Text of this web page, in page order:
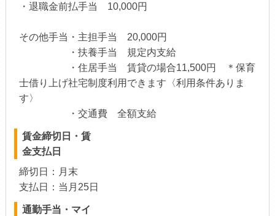
・退職金前払手当 10,000円
その他手当・主担手当 20,000円
・扶養手当 規定内支給
・住居手当 賃貸の場合11,500円 ＊保育
士借り上げ社宅制度利用できます〈利用条件ありま
す〉
・交通費 全額支給
賃金締切日・賃
金支払日
締切日：月末
支払日：当月25日
通勤手当・マイ